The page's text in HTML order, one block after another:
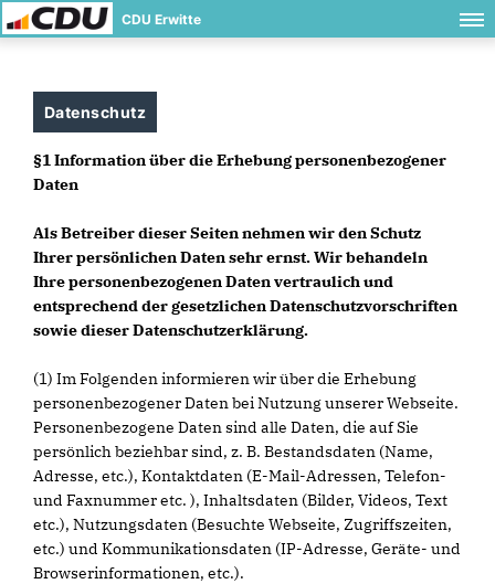
CDU Erwitte
Datenschutz
§1 Information über die Erhebung personenbezogener
Daten
Als Betreiber dieser Seiten nehmen wir den Schutz
Ihrer persönlichen Daten sehr ernst. Wir behandeln
Ihre personenbezogenen Daten vertraulich und
entsprechend der gesetzlichen Datenschutzvorschriften
sowie dieser Datenschutzerklärung.
(1) Im Folgenden informieren wir über die Erhebung
personenbezogener Daten bei Nutzung unserer Webseite.
Personenbezogene Daten sind alle Daten, die auf Sie
persönlich beziehbar sind, z. B. Bestandsdaten (Name,
Adresse, etc.), Kontaktdaten (E-Mail-Adressen, Telefon-
und Faxnummer etc. ), Inhaltsdaten (Bilder, Videos, Text
etc.), Nutzungsdaten (Besuchte Webseite, Zugriffszeiten,
etc.) und Kommunikationsdaten (IP-Adresse, Geräte- und
Browserinformationen, etc.).